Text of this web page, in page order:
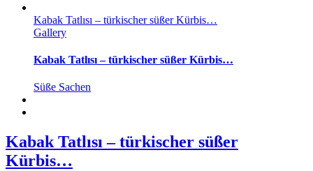
Kabak Tatlısı – türkischer süßer Kürbis…
Gallery
Kabak Tatlısı – türkischer süßer Kürbis…
Süße Sachen
Kabak Tatlısı – türkischer süßer
Kürbis…